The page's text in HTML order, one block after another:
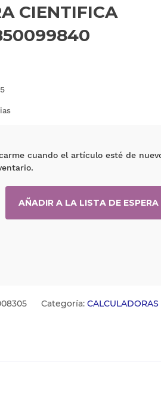
CIENTIFICA
cuando el artículo esté de
Categoría: CALCULADORAS